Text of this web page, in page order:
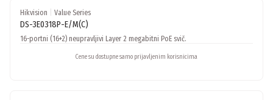
Hikvision Value Series
DS-3E0318P-E/M(C)
16-portni (16+2) neupravljivi Layer 2 megabitni PoE svič.
Cene su dostupne samo prijavljenim korisnicima